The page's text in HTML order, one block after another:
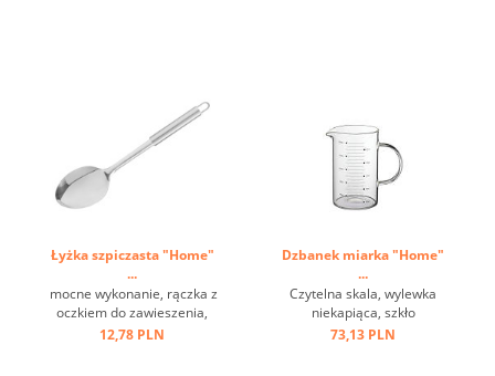
Łyżka szpiczasta "Home"
...
mocne wykonanie, rączka z
oczkiem do zawieszenia,
stal nierdzewna ...
12,78 PLN
Dzbanek miarka "Home"
...
Czytelna skala, wylewka
niekapiąca, szkło
borokrzemianowe ...
73,13 PLN